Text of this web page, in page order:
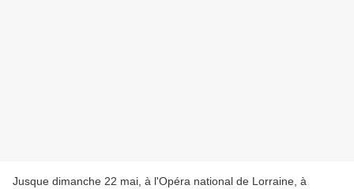
Jusque dimanche 22 mai, à l'Opéra national de Lorraine, à